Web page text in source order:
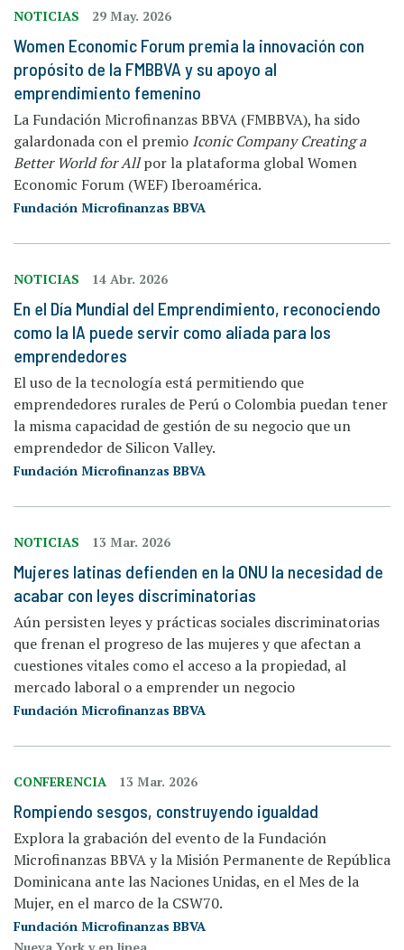
NOTICIAS 29 May. 2026
Women Economic Forum premia la innovación con
propósito de la FMBBVA y su apoyo al
emprendimiento femenino
La Fundación Microfinanzas BBVA (FMBBVA), ha sido
galardonada con el premio Iconic Company Creating a
Better World for Allpor la plataforma global Women
Economic Forum (WEF) Iberoamérica.
Fundación Microfinanzas BBVA
NOTICIAS 14 Abr. 2026
En el Día Mundial del Emprendimiento, reconociendo
como la IA puede servir como aliada para los
emprendedores
El uso de la tecnología está permitiendo que
emprendedores rurales de Perú o Colombia puedan tener
la misma capacidad de gestión de su negocio que un
emprendedor de Silicon Valley.
Fundación Microfinanzas BBVA
NOTICIAS 13 Mar. 2026
Mujeres latinas defienden en la ONU la necesidad de
acabar con leyes discriminatorias
Aún persisten leyes y prácticas sociales discriminatorias
que frenan el progreso de las mujeres y que afectan a
cuestiones vitales como el acceso a la propiedad, al
mercado laboral o a emprender un negocio
Fundación Microfinanzas BBVA
CONFERENCIA 13 Mar. 2026
Rompiendo sesgos, construyendo igualdad
Explora la grabación del evento de la Fundación
Microfinanzas BBVA y la Misión Permanente de República
Dominicana ante las Naciones Unidas, en el Mes de la
Mujer, en el marco de la CSW70.
Fundación Microfinanzas BBVA
Nueva York y en linea